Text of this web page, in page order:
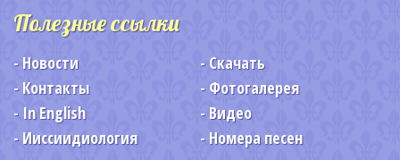
Полезные ссылки
Новости
Скачать
Контакты
Фотогалерея
In English
Видео
Ииссиидиология
Номера песен